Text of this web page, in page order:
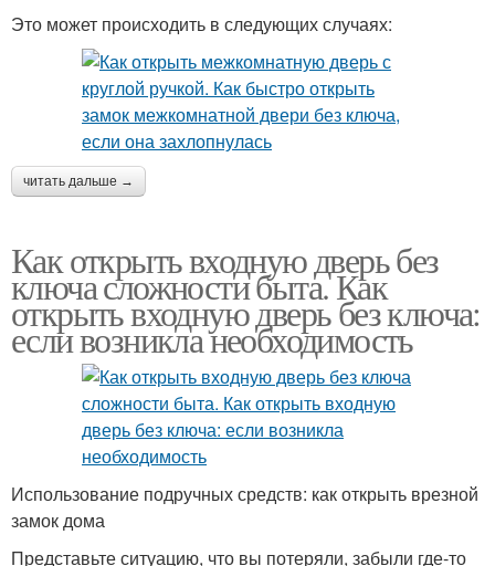
Это может происходить в следующих случаях:
читать дальше →
Как открыть входную дверь без
ключа сложности быта. Как
открыть входную дверь без ключа:
если возникла необходимость
Использование подручных средств: как открыть врезной
замок дома
Представьте ситуацию, что вы потеряли, забыли где-то